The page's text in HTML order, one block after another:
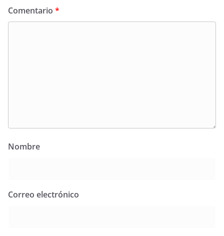
Comentario *
Nombre
Correo electrónico